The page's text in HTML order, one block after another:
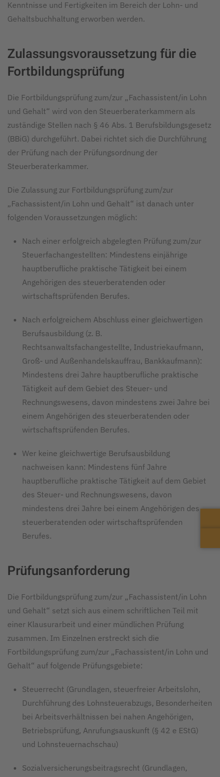
Kenntnisse und Fertigkeiten im Bereich der Lohn- und
Gehaltsbuchhaltung erworben werden.
Zulassungsvoraussetzung für die
Fortbildungsprüfung
Die Fortbildungsprüfung zum/zur „Fachassistent/in Lohn
und Gehalt“ wird von den Steuerberaterkammern als
zuständige Stellen nach § 46 Abs. 1 Berufsbildungsgesetz
(BBiG) durchgeführt. Dabei richtet sich die Durchführung
der Prüfung nach der Prüfungsordnung der
Steuerberaterkammer.
Die Zulassung zur Fortbildungsprüfung zum/zur
„Fachassistent/in Lohn und Gehalt“ ist danach unter
folgenden Voraussetzungen möglich:
Nach einer erfolgreich abgelegten Prüfung zum/zur
Steuerfachangestellten: Mindestens einjährige
hauptberufliche praktische Tätigkeit bei einem
Angehörigen des steuerberatenden oder
wirtschaftsprüfenden Berufes.
Nach erfolgreichem Abschluss einer gleichwertigen
Berufsausbildung (z. B.
Rechtsanwaltsfachangestellte, Industriekaufmann,
Groß- und Außenhandelskauffrau, Bankkaufmann):
Mindestens drei Jahre hauptberufliche praktische
Tätigkeit auf dem Gebiet des Steuer- und
Rechnungswesens, davon mindestens zwei Jahre bei
einem Angehörigen des steuerberatenden oder
wirtschaftsprüfenden Berufes.
Wer keine gleichwertige Berufsausbildung
nachweisen kann: Mindestens fünf Jahre
hauptberufliche praktische Tätigkeit auf dem Gebiet
des Steuer- und Rechnungswesens, davon
mindestens drei Jahre bei einem Angehörigen des
steuerberatenden oder wirtschaftsprüfenden
Berufes.
Prüfungsanforderung
Die Fortbildungsprüfung zum/zur „Fachassistent/in Lohn
und Gehalt“ setzt sich aus einem schriftlichen Teil mit
einer Klausurarbeit und einer mündlichen Prüfung
zusammen. Im Einzelnen erstreckt sich die
Fortbildungsprüfung zum/zur „Fachassistent/in Lohn und
Gehalt“ auf folgende Prüfungsgebiete:
Steuerrecht (Grundlagen, steuerfreier Arbeitslohn,
Durchführung des Lohnsteuerabzugs, Besonderheiten
bei Arbeitsverhältnissen bei nahen Angehörigen,
Betriebsprüfung, Anrufungsauskunft (§ 42 e EStG)
und Lohnsteuernachschau)
Sozialversicherungsbeitragsrecht (Grundlagen,